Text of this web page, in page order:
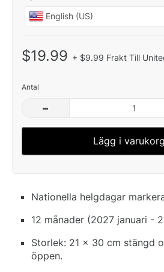
$19.99 + $9.99 Frakt Till
Antal
–
Lägg i
Nationella helgdagar
12 månader (2027 januari -
Storlek: 21 x 30 cm stängd
öppen.